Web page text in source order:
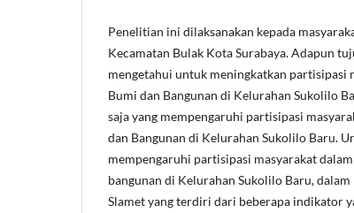
Penelitian ini dilaksanakan kepada
Kecamatan Bulak Kota Surabaya. Adapun
mengetahui untuk meningkatkan partisipasi
Bumi dan Bangunan di Kelurahan Sukolilo
saja yang mempengaruhi partisipasi
dan Bangunan di Kelurahan Sukolilo Baru.
mempengaruhi partisipasi masyarakat
bangunan di Kelurahan Sukolilo Baru,
Slamet yang terdiri dari beberapa indikator